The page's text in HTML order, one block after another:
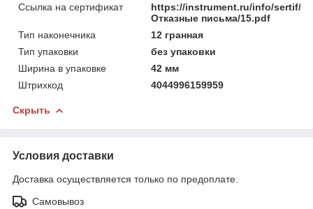
Ссылка на сертификат
https://instrument.ru/info/sertif/
Отказные письма/15.pdf
Тип наконечника
12 гранная
Тип упаковки
без упаковки
Ширина в упаковке
42 мм
Штрихкод
4044996159959
Скрыть
Условия доставки
Доставка осуществляется только по предоплате.
Самовывоз